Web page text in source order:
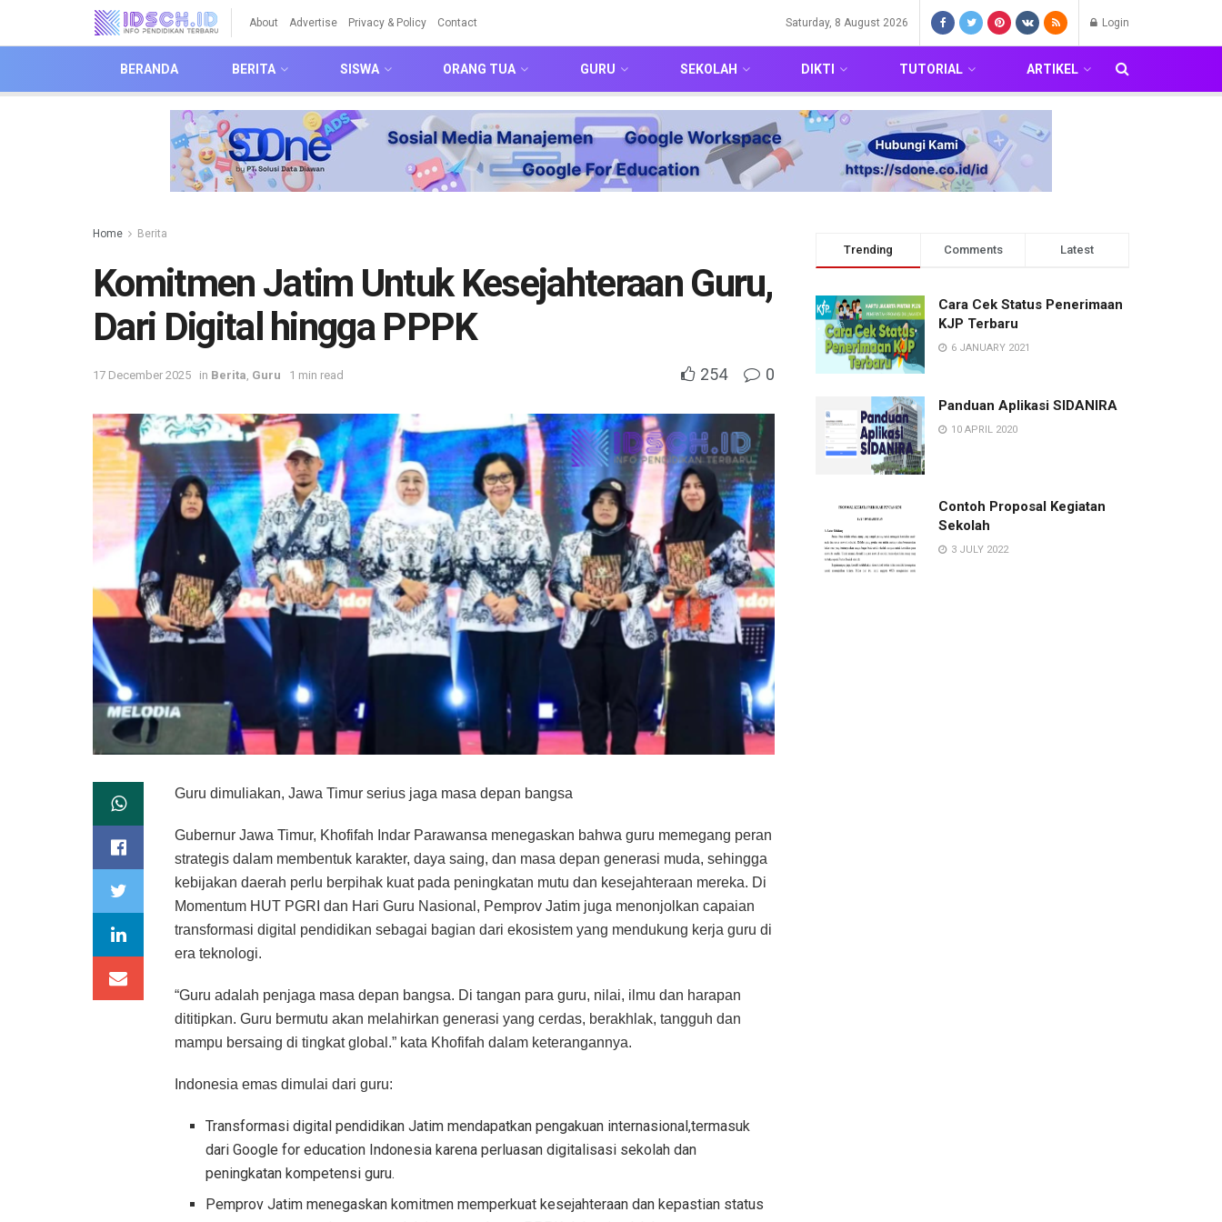
About Advertise Privacy & Policy Contact Saturday, 8 August 2026 Login
BERANDA BERITA SISWA ORANG TUA GURU SEKOLAH DIKTI TUTORIAL ARTIKEL
Home Berita
Komitmen Jatim Untuk Kesejahteraan Guru,
Dari Digital hingga PPPK
17 December 2025 in Berita Guru 1 min read 254 0
Guru dimuliakan, Jawa Timur serius jaga masa depan bangsa
Gubernur Jawa Timur, Khofifah Indar Parawansa menegaskan bahwa guru memegang peran
strategis dalam membentuk karakter, daya saing, dan masa depan generasi muda, sehingga
kebijakan daerah perlu berpihak kuat pada peningkatan mutu dan kesejahteraan mereka. Di
Momentum HUT PGRI dan Hari Guru Nasional, Pemprov Jatim juga menonjolkan capaian
transformasi digital pendidikan sebagai bagian dari ekosistem yang mendukung kerja guru di
era teknologi.
“Guru adalah penjaga masa depan bangsa. Di tangan para guru, nilai, ilmu dan harapan
dititipkan. Guru bermutu akan melahirkan generasi yang cerdas, berakhlak, tangguh dan
mampu bersaing di tingkat global.” kata Khofifah dalam keterangannya.
Indonesia emas dimulai dari guru:
Transformasi digital pendidikan Jatim mendapatkan pengakuan internasional,termasuk
dari Google for education Indonesia karena perluasan digitalisasi sekolah dan
peningkatan kompetensi guru.
Pemprov Jatim menegaskan komitmen memperkuat kesejahteraan dan kepastian status
Trending Comments Latest
Cara Cek Status Penerimaan
KJP Terbaru
6 JANUARY 2021
Panduan Aplikasi SIDANIRA
10 APRIL 2020
Contoh Proposal Kegiatan
Sekolah
3 JULY 2022